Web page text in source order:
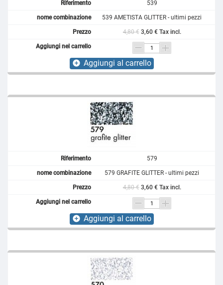
539
539 AMETISTA GLITTER - ultimi pezzi
4,80 € 3,60 € Tax incl.
add_circle Aggiungi al carrello
579
579 GRAFITE GLITTER - ultimi pezzi
4,80 € 3,60 € Tax incl.
add_circle Aggiungi al carrello